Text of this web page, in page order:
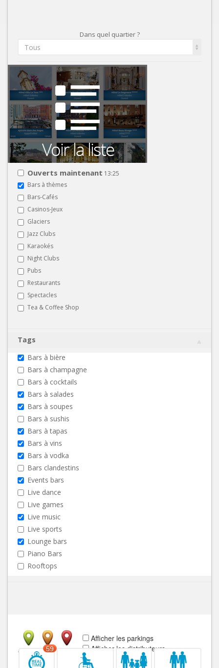
Dans quel quartier ?
Tous
Ouverts maintenant 13:25
Bars à thèmes
Bars-Cafés
Casinos-Jeux
Glaciers
Jazz Clubs
Karaokés
Night Clubs
Pubs
Restaurants
Spectacles
Tea & Coffee Shop
Tags
Bars à bière
Bars à champagne
Bars à cocktails
Bars à salades
Bars à soupes
Bars à sushis
Bars à tapas
Bars à vins
Bars à vodka
Bars clandestins
Events bars
Live dance
Live games
Live music
Live sports
Lounge bars
Piano Bars
Rooftops
Afficher les parkings
Afficher les distributeurs
Ouvert 59